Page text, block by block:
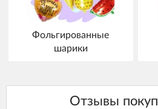
Фольгированные
шарики